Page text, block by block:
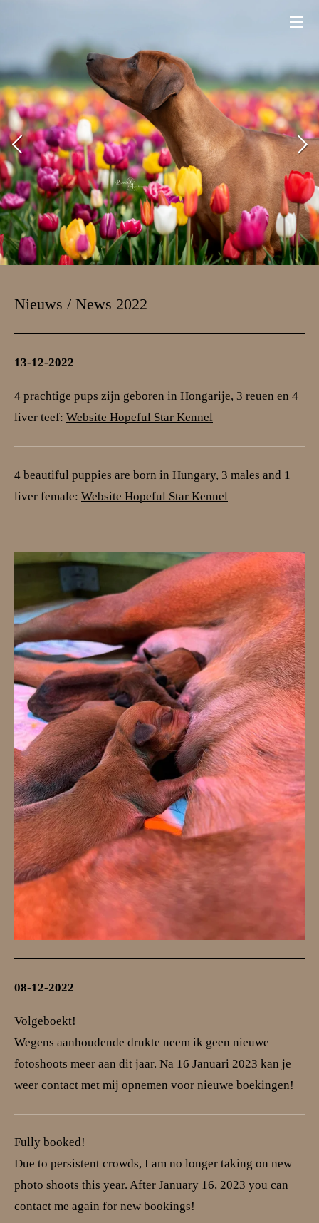
de
hoofdinhoud
Nieuws / News 2022
13-12-2022
4 prachtige pups zijn geboren in Hongarije, 3 reuen en 4
liver teef: Website Hopeful Star Kennel
4 beautiful puppies are born in Hungary, 3 males and 1
liver female: Website Hopeful Star Kennel
08-12-2022
Volgeboekt!
Wegens aanhoudende drukte neem ik geen nieuwe
fotoshoots meer aan dit jaar. Na 16 Januari 2023 kan je
weer contact met mij opnemen voor nieuwe boekingen!
Fully booked!
Due to persistent crowds, I am no longer taking on new
photo shoots this year. After January 16, 2023 you can
contact me again for new bookings!